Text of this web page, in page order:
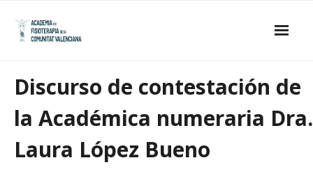
content
- Junta de Gobierno
Discurso de contestación de
la Académica numeraria Dra.
Laura López Bueno